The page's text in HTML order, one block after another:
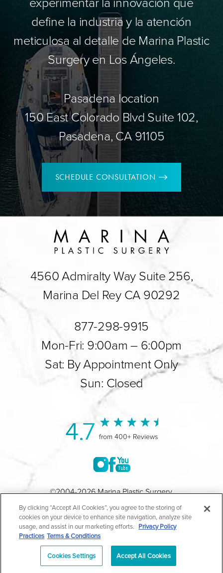
define la industria y la atención
meticulosa al detalle de Marina Plastic
Surgery en Los Ángeles.
Pasadena location
150 East Colorado Blvd Suite 102,
Pasadena, CA 91105
SCHEDULE CONSULTATION
4560 Admiralty Way Suite 256,
Marina Del Rey CA 90292
877-298-9915
Mon-Fri: 9:00am – 6:00pm
Sat: By Appointment Only
Sun: Closed
4.7 from 400+ Reviews
©2004-2026 Marina Plastic Surgery.
Todos los Derechos Reservados |Política de Privacidad
Médica|Política de Privacidad HIPAA|Aviso de
Prácticas de Privacidad| Accesibilidad|Mapa del Sitio
Términos y Condiciones |Términos de Uso
By clicking “Accept All Cookies”, you agree to the storing of
cookies on your device to enhance site navigation, analyze site
usage, and assist in our marketing efforts. Privacy Policy
Practices Terms & Conditions
Cookies Settings Accept All Cookies